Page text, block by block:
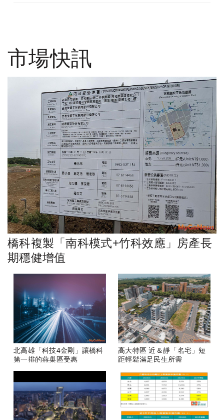
市場快訊
橋科複製「南科模式+竹科效應」房產長
期穩健增值
北高雄「科技4金剛」讓橋科
第一排的燕巢區受惠
高大特區 近＆靜「名宅」短
距輕鬆滿足民生所需